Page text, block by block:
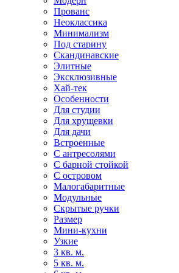
Прованс
Неоклассика
Минимализм
Под старину
Скандинавские
Элитные
Эксклюзивные
Хай-тек
Особенности
Для студии
Для хрущевки
Для дачи
Встроенные
С антресолями
С барной стойкой
С островом
Малогабаритные
Модульные
Скрытые ручки
Размер
Мини-кухни
Узкие
3 кв. м.
5 кв. м.